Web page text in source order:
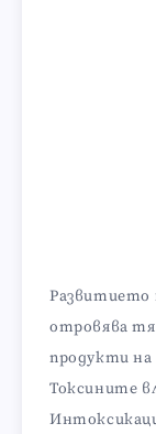
Развитието
отровява
продукти на
Токсините